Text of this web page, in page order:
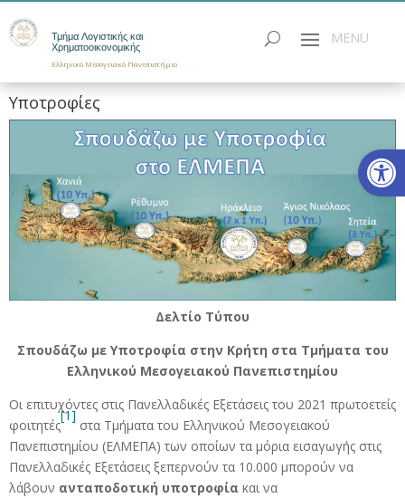
Τμήμα Λογιστικής και
Χρηματοοικονομικής
Ελληνικό Μεσογειακό Πανεπιστήμιο
Υποτροφίες
Δελτίο Τύπου
Σπουδάζω με Υποτροφία στην Κρήτη στα Τμήματα του
Ελληνικού Μεσογειακού Πανεπιστημίου
Οι επιτυχόντες στις Πανελλαδικές Εξετάσεις του 2021 πρωτοετείς
φοιτητές
[1]
στα Τμήματα του Ελληνικού Μεσογειακού
Πανεπιστημίου (ΕΛΜΕΠΑ) των οποίων τα μόρια εισαγωγής στις
Πανελλαδικές Εξετάσεις ξεπερνούν τα 10.000 μπορούν να
λάβουν ανταποδοτική υποτροφία και να